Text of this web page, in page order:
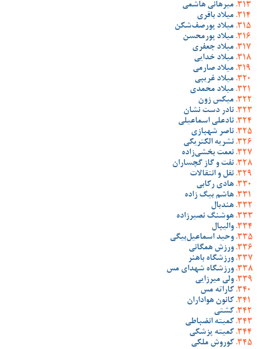
میرهانی هاشمی
میلاد باقری
میلاد پورصف‌شکن
میلاد پورمحسن
میلاد جعفری
میلاد خدایی
میلاد صارمی
میلاد غریبی
میلاد محمدی
میکس زون
نادر دست نشان
نادعلی اسماعیلی
ناصر شهبازی
نشریه الکتریکی
نعمت بخشی‌زاده
نفت و گاز گچساران
نقل و انتقالات
هادی رکابی
هاشم بیگ زاده
هندبال
هوشنگ نصیرزاده
والیبال
وحید اسماعیل‌بیگی
ورزش همگانی
ورزشگاه باهنر
ورزشگاه شهدای مس
ولی میرزایی
کاراته مس
کانون هواداران
کشتی
کمیته انضباطی
کمیته پزشکی
کوروش ملکی